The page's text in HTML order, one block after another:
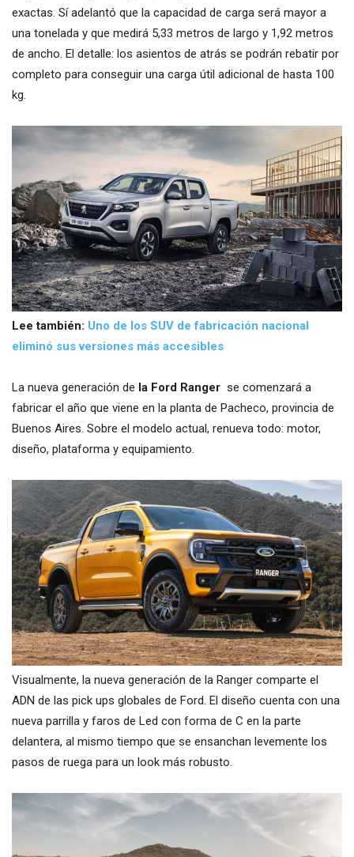
exactas. Sí adelantó que la capacidad de carga será mayor a
una tonelada y que medirá 5,33 metros de largo y 1,92 metros
de ancho. El detalle: los asientos de atrás se podrán rebatir por
completo para conseguir una carga útil adicional de hasta 100
kg.
Lee también: Uno de los SUV de fabricación nacional
eliminó sus versiones más accesibles
La nueva generación de la Ford Ranger se comenzará a
fabricar el año que viene en la planta de Pacheco, provincia de
Buenos Aires. Sobre el modelo actual, renueva todo: motor,
diseño, plataforma y equipamiento.
Visualmente, la nueva generación de la Ranger comparte el
ADN de las pick ups globales de Ford. El diseño cuenta con una
nueva parrilla y faros de Led con forma de C en la parte
delantera, al mismo tiempo que se ensanchan levemente los
pasos de ruega para un look más robusto.